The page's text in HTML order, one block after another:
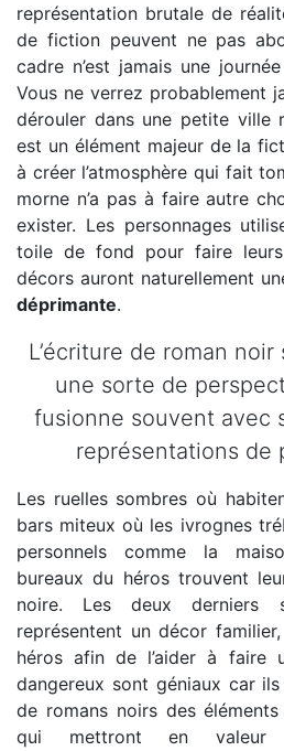
représentation brutale de
de fiction peuvent ne pas
cadre n’est jamais une
Vous ne verrez probablement
dérouler dans une petite ville
est un élément majeur de la
à créer l’atmosphère qui fait
morne n’a pas à faire autre
exister. Les personnages
toile de fond pour faire
décors auront naturellement
déprimante.
L’écriture de roman
une sorte de
fusionne souvent avec
représentations de
Les ruelles sombres où
bars miteux où les ivrognes
personnels comme la
bureaux du héros trouvent
noire. Les deux derniers
représentent un décor
héros afin de l’aider à faire
dangereux sont géniaux car
de romans noirs des
qui mettront en valeur